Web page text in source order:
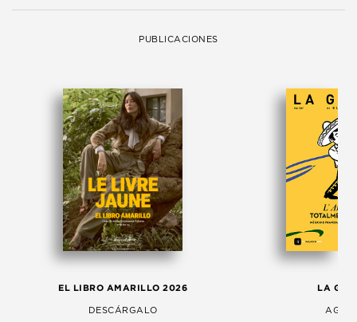
PUBLICACIONES
EL LIBRO AMARILLO 2026
DESCÁRGALO
LA